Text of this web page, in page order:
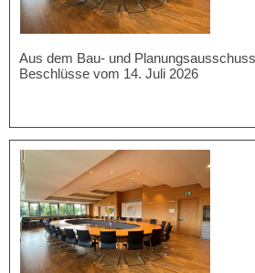
Aus dem Bau- und
Beschlüsse vom 14. Juli 2026